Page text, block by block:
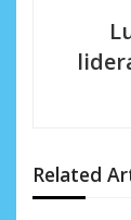
ó
n
Related